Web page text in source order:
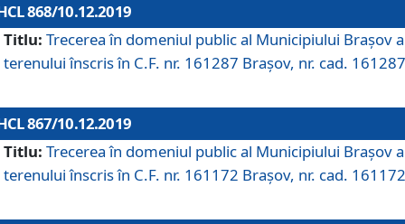
868/10.12.2019
Titlu: Trecerea în domeniul public al Municipiului Braşov a
terenului înscris în C.F. nr. 161287 Brașov, nr. cad.
867/10.12.2019
Titlu: Trecerea în domeniul public al Municipiului Braşov a
terenului înscris în C.F. nr. 161172 Brașov, nr. cad.